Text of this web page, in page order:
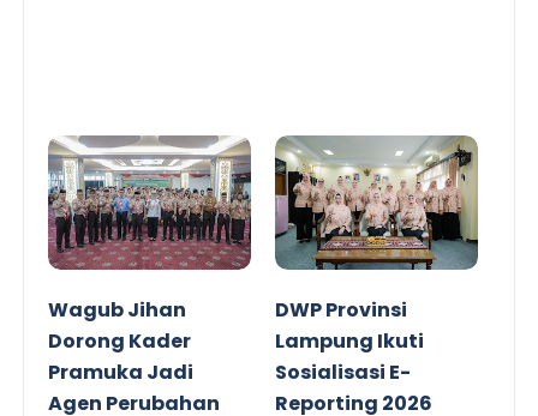
Wagub Jihan
Dorong Kader
Pramuka Jadi
Agen Perubahan
DWP Provinsi
Lampung Ikuti
Sosialisasi E-
Reporting 2026